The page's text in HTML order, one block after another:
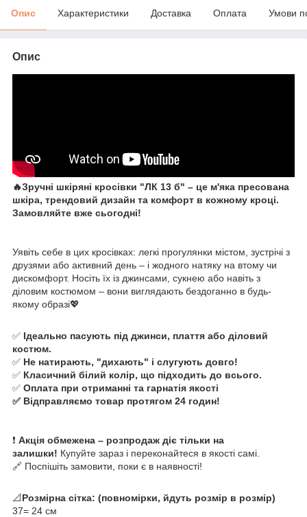
Опис Характеристики Доставка Оплата Умови
Опис
🔥Зручні шкіряні кросівки "ЛК 13 б" – це м'яка пресована
шкіра, трендовий дизайн та комфорт в кожному кроці.
Замовляйте вже сьогодні!
Уявіть себе в цих кросівках: легкі прогулянки містом, зустрічі з
друзями або активний день – і жодного натяку на втому чи
дискомфорт. Носіть їх із джинсами, сукнею або навіть з
діловим костюмом – вони виглядають бездоганно в будь-
якому образі💖
✅ Ідеально пасують під джинси, плаття або діловий
костюм.
✅ Не натирають, "дихають" і слугують довго!
✅ Класичний білий колір, що підходить до всього.
✅ Оплата при отриманні та гарнатія якості
✅ Відправляємо товар протягом 24 годин!
❗ Акція обмежена – розпродаж діє тільки на
залишки! Купуйте зараз і переконайтеся в якості самі.
🔗 Поспішіть замовити, поки є в наявності!
📐Розмірна сітка: (повномірки, йдуть розмір в розмір)
37= 24 см